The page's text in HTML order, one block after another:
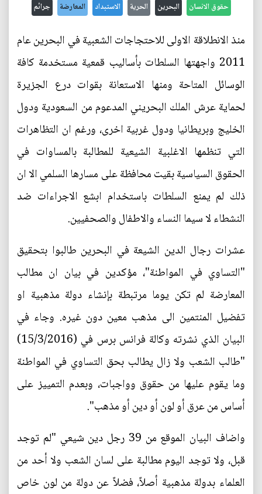
حقوق الانسان البحرين الحرية الاستبداد المعارضة جرائم
منذ الانطلاقة الاولى للاحتجاجات الشعبية في البحرين عام
2011 واجهتها السلطات بأساليب قمعية مستخدمة كافة
الوسائل المتاحة ومنها الاستعانة بقوات درع الجزيرة
لحماية عرش الملك البحريني المدعوم من السعودية ودول
الخليج وبريطانيا ودول غربية اخرى، ورغم ان التظاهرات
التي تنظمها الاغلبية الشيعية للمطالبة بالمساوات في
الحقوق السياسية بقيت محافظة على مسارها السلمي الا ان
ذلك لم يمنع السلطات باستخدام ابشع الاجراءات ضد
النشطاء لا سيما النساء والاطفال والصحفيين.
عشرات رجال الدين الشيعة في البحرين طالبوا بتحقيق
"التساوي في المواطنة"، مؤكدين في بيان ان مطالب
المعارضة لم تكن يوما مرتبطة بإنشاء دولة مذهبية او
تفضيل المنتمين الى مذهب معين دون غيره. وجاء في
البيان الذي نشرته وكالة فرانس برس في (15/3/2016)
"طالب الشعب ولا زال يطالب بحق التساوي في المواطنة
وما يقوم عليها من حقوق وواجبات، وبعدم التمييز على
أساس من عرق أو لون أو دين أو مذهب".
واضاف البيان الموقع من 39 رجل دين شيعي "لم توجد
قبل، ولا توجد اليوم مطالبة على لسان الشعب ولا أحد من
العلماء بدولة مذهبية أصلاً، فضلاً عن دولة من لون خاص